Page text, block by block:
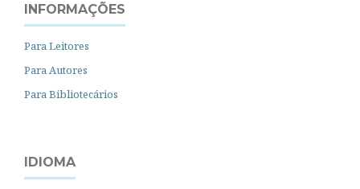
INFORMAÇÕES
Para Leitores
Para Autores
Para Bibliotecários
IDIOMA